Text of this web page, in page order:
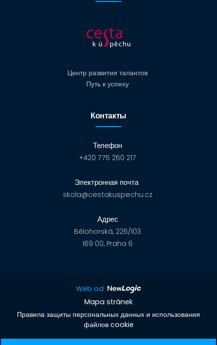
Центр развития талантов
Путь к успеху
Контакты
Телефон
+420 775 260 217
Электронная почта
skola@cestakuspechu.cz
Адрес
Bělohorská, 226/103
169 00, Praha 6
Web od
Mapa stránek
Правила защиты персональных данных и использования
файлов cookie